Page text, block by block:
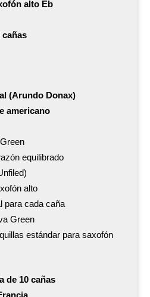
alto Eb
cañas
(Arundo Donax)
americano
equilibrado
alto
para cada caña
Green
estándar para saxofón
de 10 cañas